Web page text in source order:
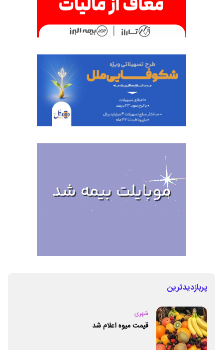
پربازدیدترین
شهری
قیمت میوه اعلام شد